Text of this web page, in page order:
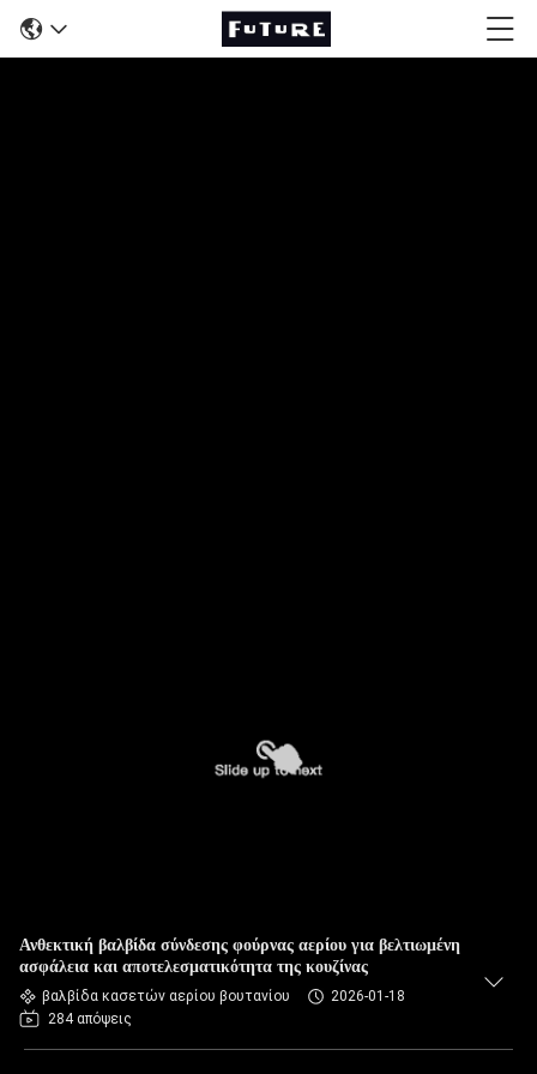
Ανθεκτική βαλβίδα σύνδεσης φούρνας αερίου για βελτιωμένη
ασφάλεια και αποτελεσματικότητα της κουζίνας
βαλβίδα κασετών αερίου βουτανίου
2026-01-18
284 απόψεις